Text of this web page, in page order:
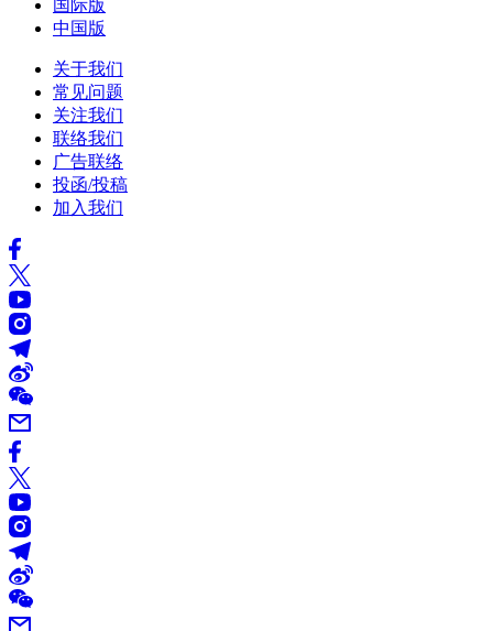
国际版
中国版
关于我们
常见问题
关注我们
联络我们
广告联络
投函/投稿
加入我们